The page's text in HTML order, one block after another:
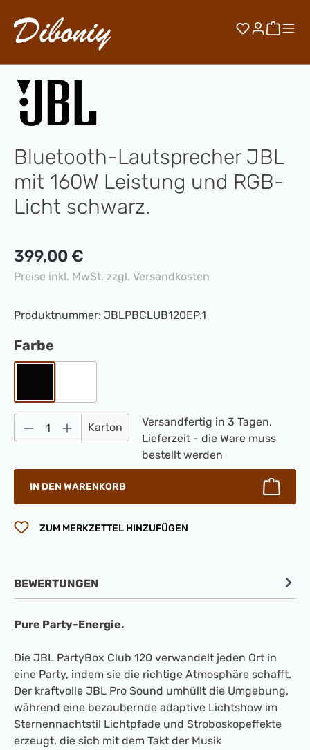
Zum Hauptinhalt springen
Du hast 0
Bluetooth-Lautsprecher JBL
mit 160W Leistung und RGB-
Licht schwarz.
Regulärer Preis:
399,00 €
Preise inkl. MwSt. zzgl. Versandkosten
Produktnummer: JBLPBCLUB120EP.1
Farbeauswählen
Produkt Anzahl: Gib den gewünschten
Karton
Versandfertig in 3 Tagen,
Lieferzeit - die Ware muss
bestellt werden
IN DEN WARENKORB
ZUM MERKZETTEL HINZUFÜGEN
BEWERTUNGEN
Pure Party-Energie.
Die JBL PartyBox Club 120 verwandelt jeden Ort in
eine Party, indem sie die richtige Atmosphäre schafft.
Der kraftvolle JBL Pro Sound umhüllt die Umgebung,
während eine bezaubernde adaptive Lichtshow im
Sternennachtstil Lichtpfade und Stroboskopeffekte
erzeugt, die sich mit dem Takt der Musik